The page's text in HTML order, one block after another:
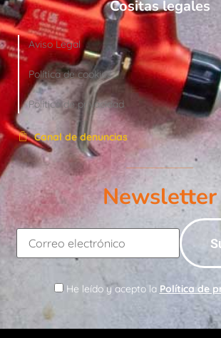
Cositas legales
Aviso Legal
Política de cookies
Política de privacidad
Canal de denuncias
Newsletter
He leído y acepto la Política de